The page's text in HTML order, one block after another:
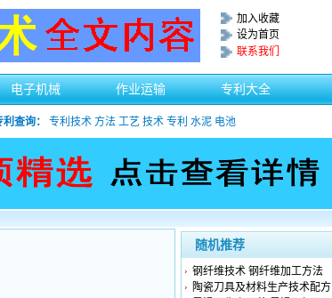
加入收藏
设为首页
联系我们
电子机械 作业运输 专利大全
查询： 专利技术 方法 工艺 技术 专利 水泥 电池
随机推荐
钢纤维技术 钢纤维加工方法
陶瓷刀具及材料生产技术配方